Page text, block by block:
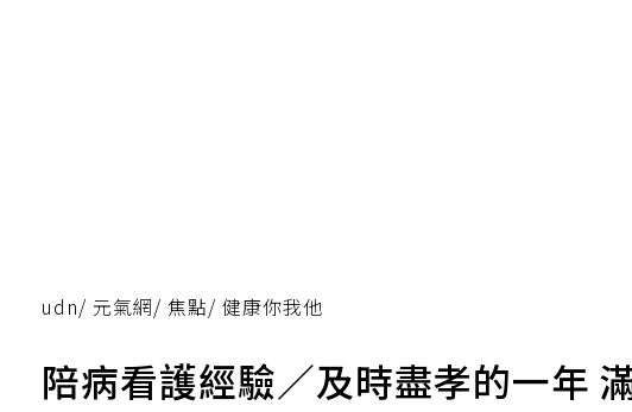
udn/ 元氣網/ 焦點/ 健康你我他
陪病看護經驗／及時盡孝的一年